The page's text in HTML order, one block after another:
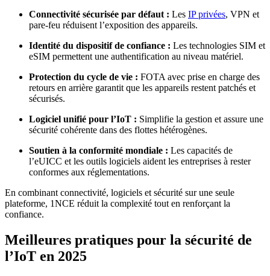
Connectivité sécurisée par défaut : Les IP privées, VPN et
pare-feu réduisent l’exposition des appareils.
Identité du dispositif de confiance : Les technologies SIM et
eSIM permettent une authentification au niveau matériel.
Protection du cycle de vie : FOTA avec prise en charge des
retours en arrière garantit que les appareils restent patchés et
sécurisés.
Logiciel unifié pour l’IoT : Simplifie la gestion et assure une
sécurité cohérente dans des flottes hétérogènes.
Soutien à la conformité mondiale : Les capacités de
l’eUICC et les outils logiciels aident les entreprises à rester
conformes aux réglementations.
En combinant connectivité, logiciels et sécurité sur une seule
plateforme, 1NCE réduit la complexité tout en renforçant la
confiance.
Meilleures pratiques pour la sécurité de
l’IoT en 2025